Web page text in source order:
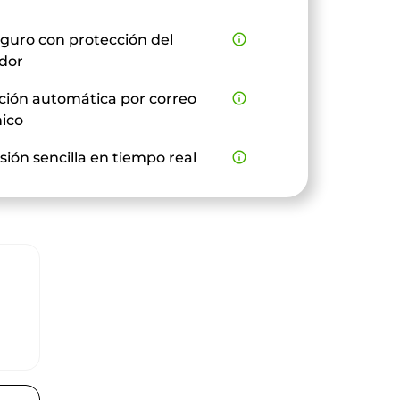
con protección del
info_outline
automática por correo
info_outline
sencilla en tiempo real info_outline